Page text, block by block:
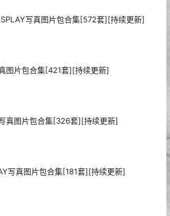
写真图片包合集[572套][持续更新]
图片包合集[421套][持续更新]
真图片包合集[326套][持续更新]
写真图片包合集[181套][持续更新]